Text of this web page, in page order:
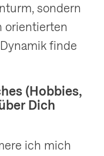
sondern
orientierten
finde
(Hobbies,
Dich
ich mich